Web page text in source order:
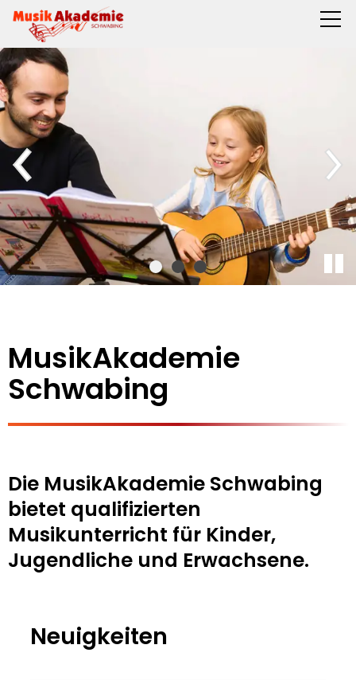
MusikAkademie
Schwabing
Die MusikAkademie Schwabing
bietet qualifizierten
Musikunterricht für Kinder,
Jugendliche und Erwachsene.
Neuigkeiten